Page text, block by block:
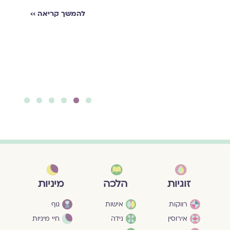
להמשך קריאה ››
זוגיות
רווקות
אירוסין
הלכה
אישות
נידה
מיניות
גוף
חיי מיניות